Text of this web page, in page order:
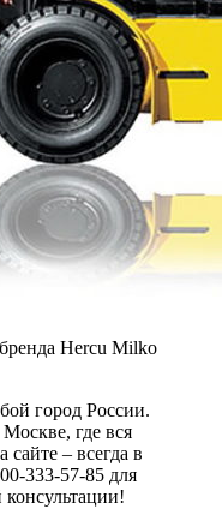
Hercu Milko
город России.
Москве, где вся
сайте – всегда в
333-57-85 для